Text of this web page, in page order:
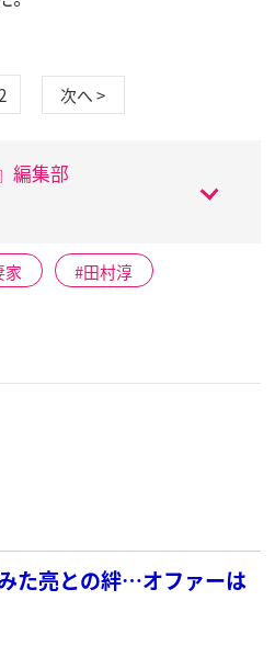
次へ >
編集部
家 田村淳
た亮との絆…オファーは